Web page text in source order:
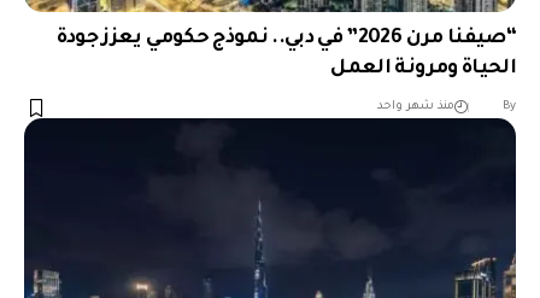
“صيفنا مرن 2026” في دبي.. نموذج حكومي يعزز جودة
الحياة ومرونة العمل
By منذ شهر واحد